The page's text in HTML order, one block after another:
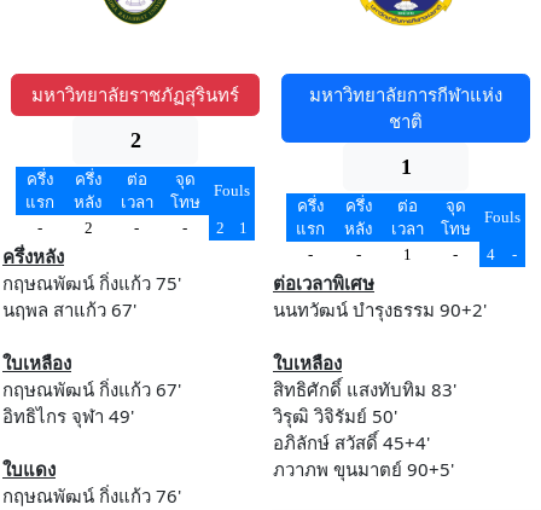
มหาวิทยาลัยราชภัฏสุรินทร์
2
ครึ่ง
แรก
ครึ่ง
หลัง
ต่อ
เวลา
จุด
โทษ
Fouls
- 2 - - 2 1
ครึ่งหลัง
กฤษณพัฒน์ กิ่งแก้ว 75'
นฤพล สาแก้ว 67'
ใบเหลือง
กฤษณพัฒน์ กิ่งแก้ว 67'
อิทธิไกร จุฬา 49'
ใบแดง
กฤษณพัฒน์ กิ่งแก้ว 76'
มหาวิทยาลัยการกีฬาแห่ง
ชาติ
1
ครึ่ง
แรก
ครึ่ง
หลัง
ต่อ
เวลา
จุด
โทษ
Fouls
- - 1 - 4 -
ต่อเวลาพิเศษ
นนทวัฒน์ บำรุงธรรม 90+2'
ใบเหลือง
สิทธิศักดิ์ แสงทับทิม 83'
วิรุฒิ วิจิรัมย์ 50'
อภิลักษ์ สวัสดิ์ 45+4'
ภวาภพ ขุนมาตย์ 90+5'